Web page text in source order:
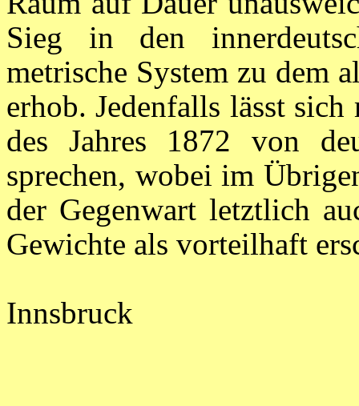
Sieg in den
metrische System zu dem
erhob. Jedenfalls lässt
des Jahres 1872 von
sprechen, wobei im
der Gegenwart letztlich
Gewichte als vorteilhaft
Innsbruck